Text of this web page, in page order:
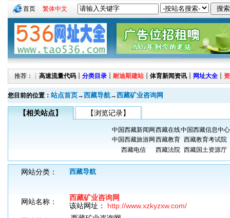
首页 繁体中文
推荐：┊ 高速流量代码 ┊ 分类目录 ┊ 耐迪斯建站 ┊ 体育新闻资讯 ┊ 网址大全 ┊
您目前的位置： 站点首页→西藏导航→西藏矿业咨询网
【相关站点】 【浏览记录】
中国西藏新闻网 西藏在线中国西藏信息中心
中国西藏旅游网 西藏教育 西藏教育考试院
西藏电信
西藏法院 西藏国土资源厅
网站分类： 西藏导航
网站名称：
西藏矿业咨询网
该站网址： http://www.xzkyzxw.com/